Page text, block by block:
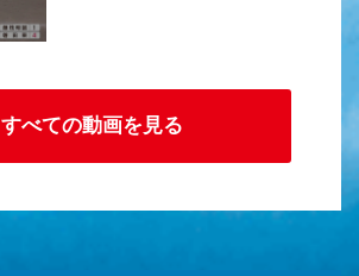
すべての動画を見る